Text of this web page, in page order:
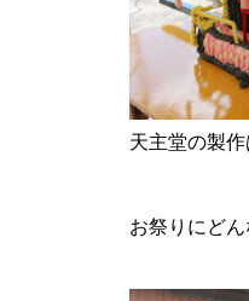
天主堂の製作
お祭りにど